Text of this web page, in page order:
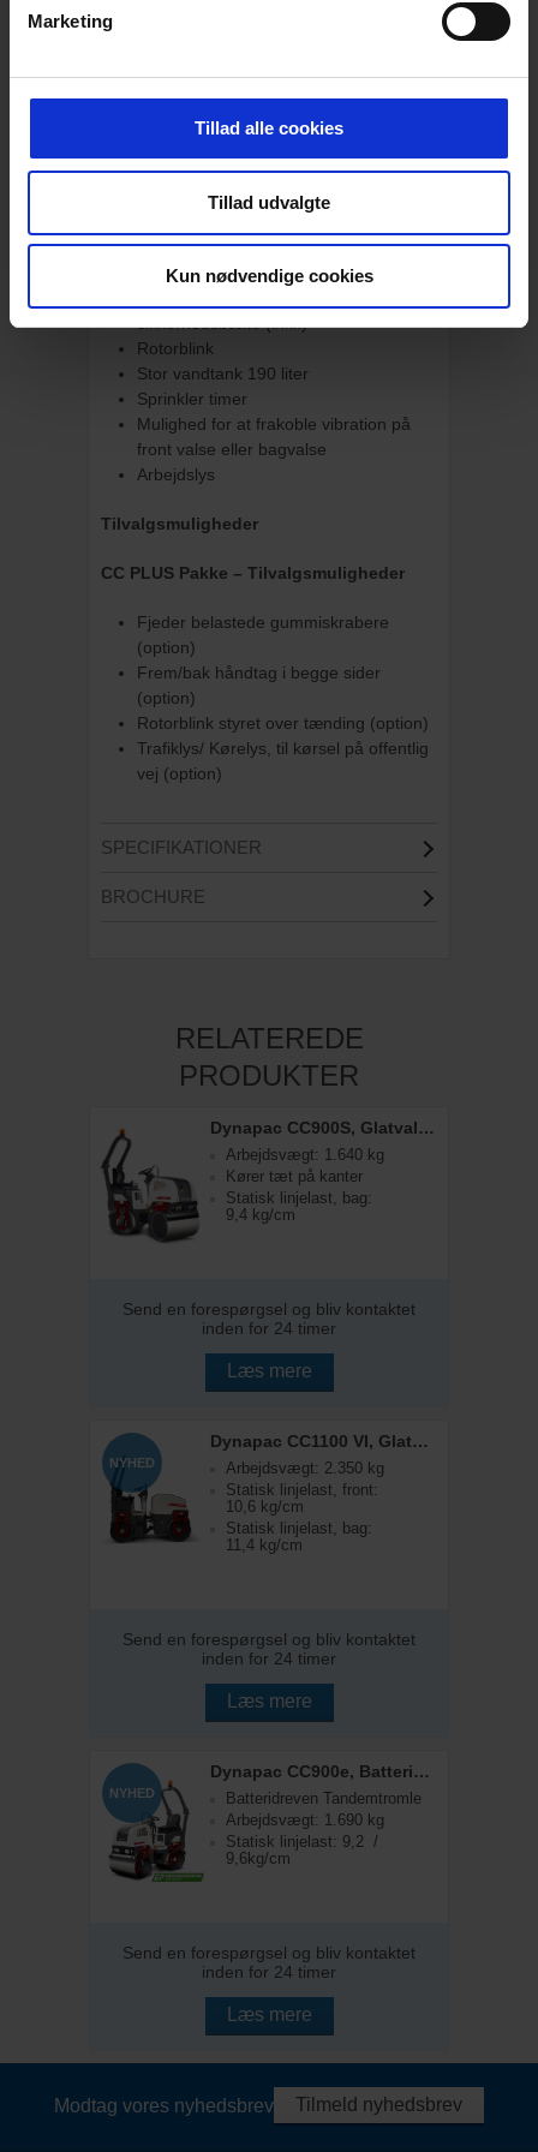
Marketing
Tillad alle cookies
Tillad udvalgte
Kun nødvendige cookies
Sprinkler “backup” system
Advarsels og serviceindikatorer
Timetæller
CC900 Plus er også inklusiv følgende:
Komfort sæde
Kop holder
sikkerhedsbælte (inkl.)
Rotorblink
Stor vandtank 190 liter
Sprinkler timer
Mulighed for at frakoble vibration på
front valse eller bagvalse
Arbejdslys
Tilvalgsmuligheder
CC PLUS Pakke – Tilvalgsmuligheder
Fjeder belastede gummiskrabere
(option)
Frem/bak håndtag i begge sider
(option)
Rotorblink styret over tænding (option)
Trafiklys/ Kørelys, til kørsel på offentlig
vej (option)
SPECIFIKATIONER
BROCHURE
RELATEREDE
PRODUKTER
Dynapac CC900S, Glatvalset Tandemtromle
Arbejdsvægt: 1.640 kg
Kører tæt på kanter
Statisk linjelast, bag:
9,4 kg/cm
Send en forespørgsel og bliv kontaktet
inden for 24 timer
Læs mere
Dynapac CC1100 VI, Glatvalset Tandemtromle
Arbejdsvægt: 2.350 kg
Statisk linjelast, front:
10,6 kg/cm
Statisk linjelast, bag:
11,4 kg/cm
Send en forespørgsel og bliv kontaktet
inden for 24 timer
Læs mere
NYHED
Dynapac CC900e, Batteridreven Tandemtromle
Batteridreven Tandemtromle
Arbejdsvægt: 1.690 kg
Statisk linjelast: 9,2 /
9,6kg/cm
Send en forespørgsel og bliv kontaktet
inden for 24 timer
Læs mere
NYHED
Modtag vores nyhedsbrev Tilmeld nyhedsbrev